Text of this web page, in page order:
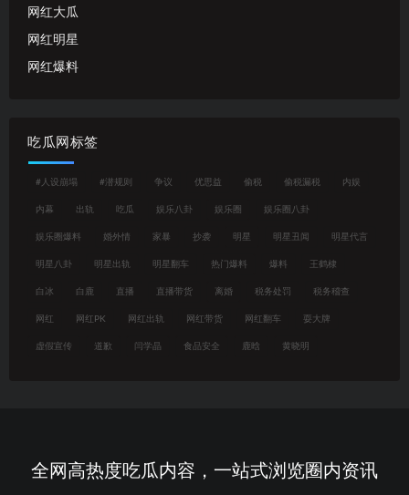
网红大瓜
网红明星
网红爆料
吃瓜网标签
#人设崩塌 #潜规则 争议 优思益 偷税 偷税漏税 内娱
内幕 出轨 吃瓜 娱乐八卦 娱乐圈 娱乐圈八卦
娱乐圈爆料 婚外情 家暴 抄袭 明星 明星丑闻 明星代言
明星八卦 明星出轨 明星翻车 热门爆料 爆料 王鹤棣
白冰 白鹿 直播 直播带货 离婚 税务处罚 税务稽查
网红 网红PK 网红出轨 网红带货 网红翻车 耍大牌
虚假宣传 道歉 闫学晶 食品安全 鹿晗 黄晓明
全网高热度吃瓜内容，一站式浏览圈内资讯